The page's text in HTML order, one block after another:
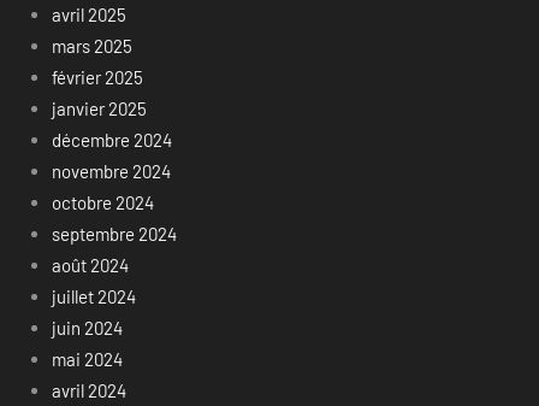
avril 2025
mars 2025
février 2025
janvier 2025
décembre 2024
novembre 2024
octobre 2024
septembre 2024
août 2024
juillet 2024
juin 2024
mai 2024
avril 2024